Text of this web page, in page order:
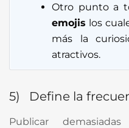
Otro punto a
emojis los
más la
atractivos.
5) Define la
Publicar